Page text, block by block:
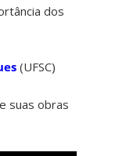
dos
(UFSC)
suas obras